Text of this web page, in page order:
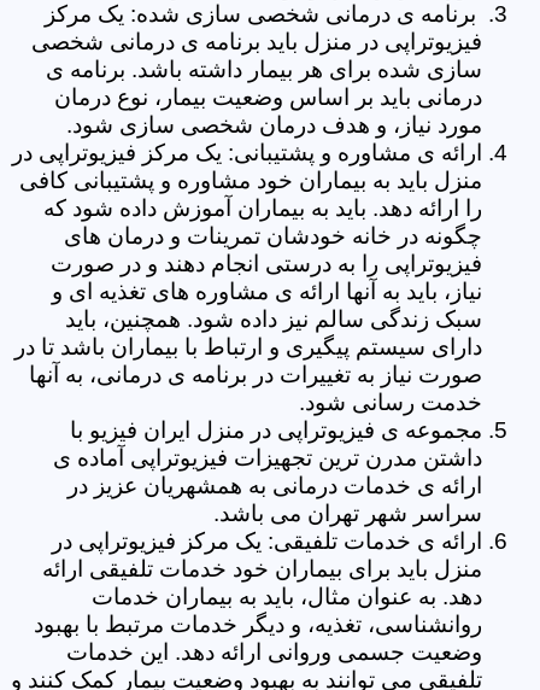
برنامه ی درمانی شخصی سازی شده: یک مرکز
فیزیوتراپی در منزل باید برنامه ی درمانی شخصی
سازی شده برای هر بیمار داشته باشد. برنامه ی
درمانی باید بر اساس وضعیت بیمار، نوع درمان
مورد نیاز، و هدف درمان شخصی سازی شود.
ارائه ی مشاوره و پشتیبانی: یک مرکز فیزیوتراپی در
منزل باید به بیماران خود مشاوره و پشتیبانی کافی
را ارائه دهد. باید به بیماران آموزش داده شود که
چگونه در خانه خودشان تمرینات و درمان های
فیزیوتراپی را به درستی انجام دهند و در صورت
نیاز، باید به آنها ارائه ی مشاوره های تغذیه ای و
سبک زندگی سالم نیز داده شود. همچنین، باید
دارای سیستم پیگیری و ارتباط با بیماران باشد تا در
صورت نیاز به تغییرات در برنامه ی درمانی، به آنها
خدمت رسانی شود.
مجموعه ی فیزیوتراپی در منزل ایران فیزیو با
داشتن مدرن ترین تجهیزات فیزیوتراپی آماده ی
ارائه ی خدمات درمانی به همشهریان عزیز در
سراسر شهر تهران می باشد.
ارائه ی خدمات تلفیقی: یک مرکز فیزیوتراپی در
منزل باید برای بیماران خود خدمات تلفیقی ارائه
دهد. به عنوان مثال، باید به بیماران خدمات
روانشناسی، تغذیه، و دیگر خدمات مرتبط با بهبود
وضعیت جسمی وروانی ارائه دهد. این خدمات
تلفیقی می توانند به بهبود وضعیت بیمار کمک کنند و